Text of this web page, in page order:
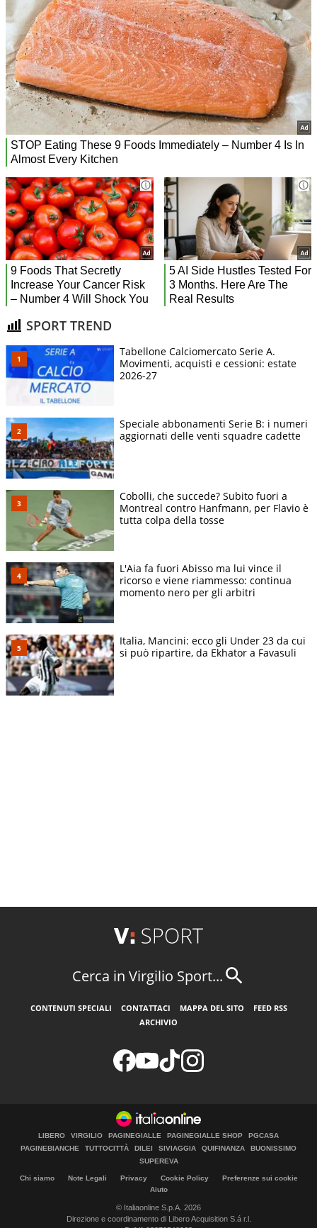
SPORT TREND
Tabellone Calciomercato Serie A.
Movimenti, acquisti e cessioni: estate
2026-27
Speciale abbonamenti Serie B: i numeri
aggiornati delle venti squadre cadette
Cobolli, che succede? Subito fuori a
Montreal contro Hanfmann, per Flavio è
tutta colpa della tosse
L'Aia fa fuori Abisso ma lui vince il
ricorso e viene riammesso: continua
momento nero per gli arbitri
Italia, Mancini: ecco gli Under 23 da cui
si può ripartire, da Ekhator a Favasuli
Cerca in Virgilio Sport...
CONTENUTI SPECIALI CONTATTACI MAPPA DEL SITO
FEED RSS
ARCHIVIO
LIBERO VIRGILIO PAGINEGIALLE PAGINEGIALLE SHOP
PGCASA
PAGINEBIANCHE
TUTTOCITTÀ DILEI SIVIAGGIA QUIFINANZA
BUONISSIMO
SUPEREVA
Chi siamo Note Legali Privacy Cookie Policy
Preferenze sui cookie
Aiuto
© Italiaonline S.p.A. 2026
Direzione e coordinamento di Libero Acquisition S.á r.l.